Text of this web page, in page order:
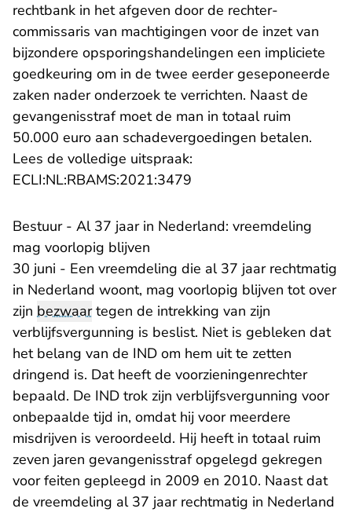
rechtbank in het afgeven door de rechter-
commissaris van machtigingen voor de inzet van
bijzondere opsporingshandelingen een impliciete
goedkeuring om in de twee eerder geseponeerde
zaken nader onderzoek te verrichten. Naast de
gevangenisstraf moet de man in totaal ruim
50.000 euro aan schadevergoedingen betalen.
Lees de volledige uitspraak:
ECLI:NL:RBAMS:2021:3479
Bestuur - Al 37 jaar in Nederland: vreemdeling
mag voorlopig blijven
30 juni - Een vreemdeling die al 37 jaar rechtmatig
in Nederland woont, mag voorlopig blijven tot over
zijn bezwaartegen de intrekking van zijn
verblijfsvergunning is beslist. Niet is gebleken dat
het belang van de IND om hem uit te zetten
dringend is. Dat heeft de voorzieningenrechter
bepaald. De IND trok zijn verblijfsvergunning voor
onbepaalde tijd in, omdat hij voor meerdere
misdrijven is veroordeeld. Hij heeft in totaal ruim
zeven jaren gevangenisstraf opgelegd gekregen
voor feiten gepleegd in 2009 en 2010. Naast dat
de vreemdeling al 37 jaar rechtmatig in Nederland